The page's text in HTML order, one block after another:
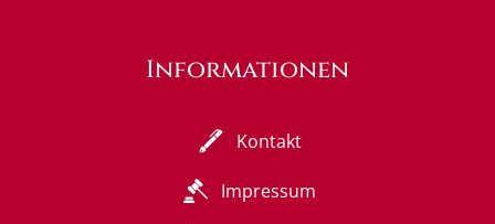
Informationen
Kontakt
Impressum